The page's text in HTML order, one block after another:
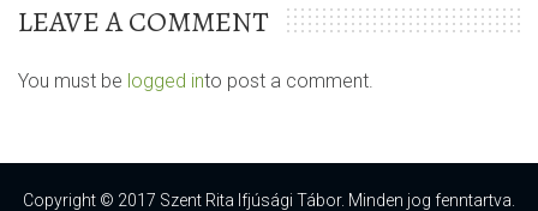
LEAVE A COMMENT
You must be logged into post a comment.
Copyright © 2017 Szent Rita Ifjúsági Tábor. Minden jog fenntartva.